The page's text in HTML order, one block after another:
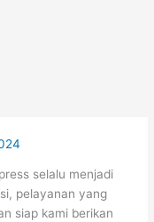
selalu menjadi
pelayanan yang
siap kami berikan